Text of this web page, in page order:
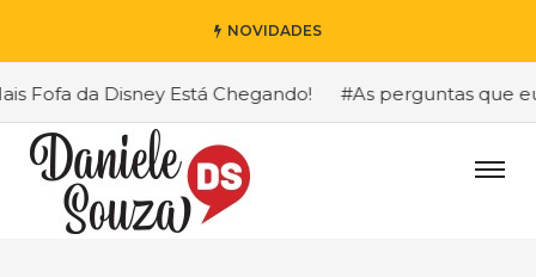
NOVIDADES
da Disney Está Chegando! #As perguntas que eu